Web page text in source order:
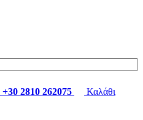
+30 2810 262075
Καλάθι